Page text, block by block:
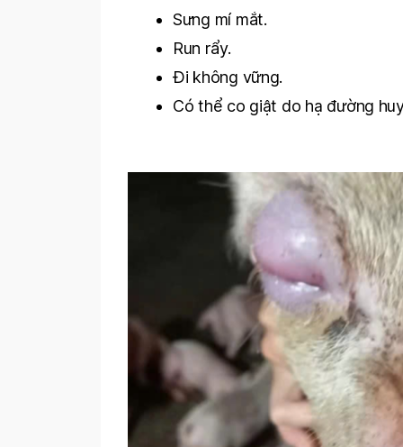
Sưng mí mắt.
Run rẩy.
Đi không vững.
Có thể co giật do hạ đường